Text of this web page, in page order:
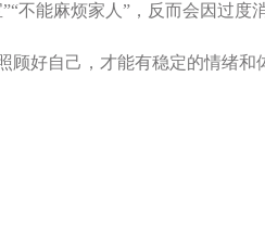
不能麻烦家人”，反而会因过度
顾好自己，才能有稳定的情绪